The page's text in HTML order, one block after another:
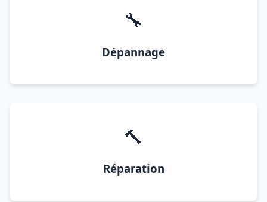
🔧
Dépannage
🔨
Réparation